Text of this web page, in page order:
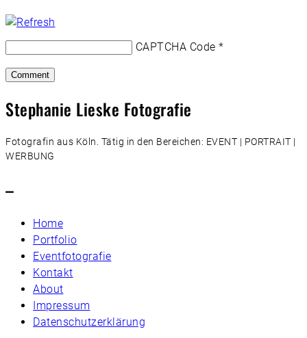
CAPTCHA Code *
Stephanie Lieske Fotografie
Fotografin aus Köln. Tätig in den Bereichen: EVENT | PORTRAIT |
WERBUNG
–
Home
Portfolio
Eventfotografie
Kontakt
About
Impressum
Datenschutzerklärung